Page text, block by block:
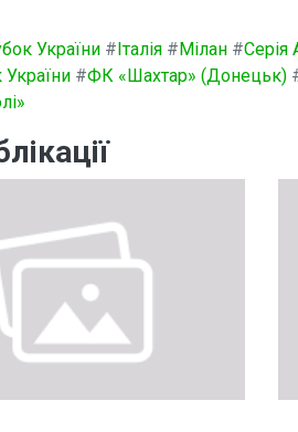
України # Італія # Мілан #Серія
#ФК «Шахтар» (Донецьк)